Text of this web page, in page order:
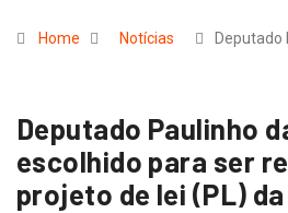
Home Notícias Deputado
Deputado Paulinho
escolhido para ser
projeto de lei (PL)